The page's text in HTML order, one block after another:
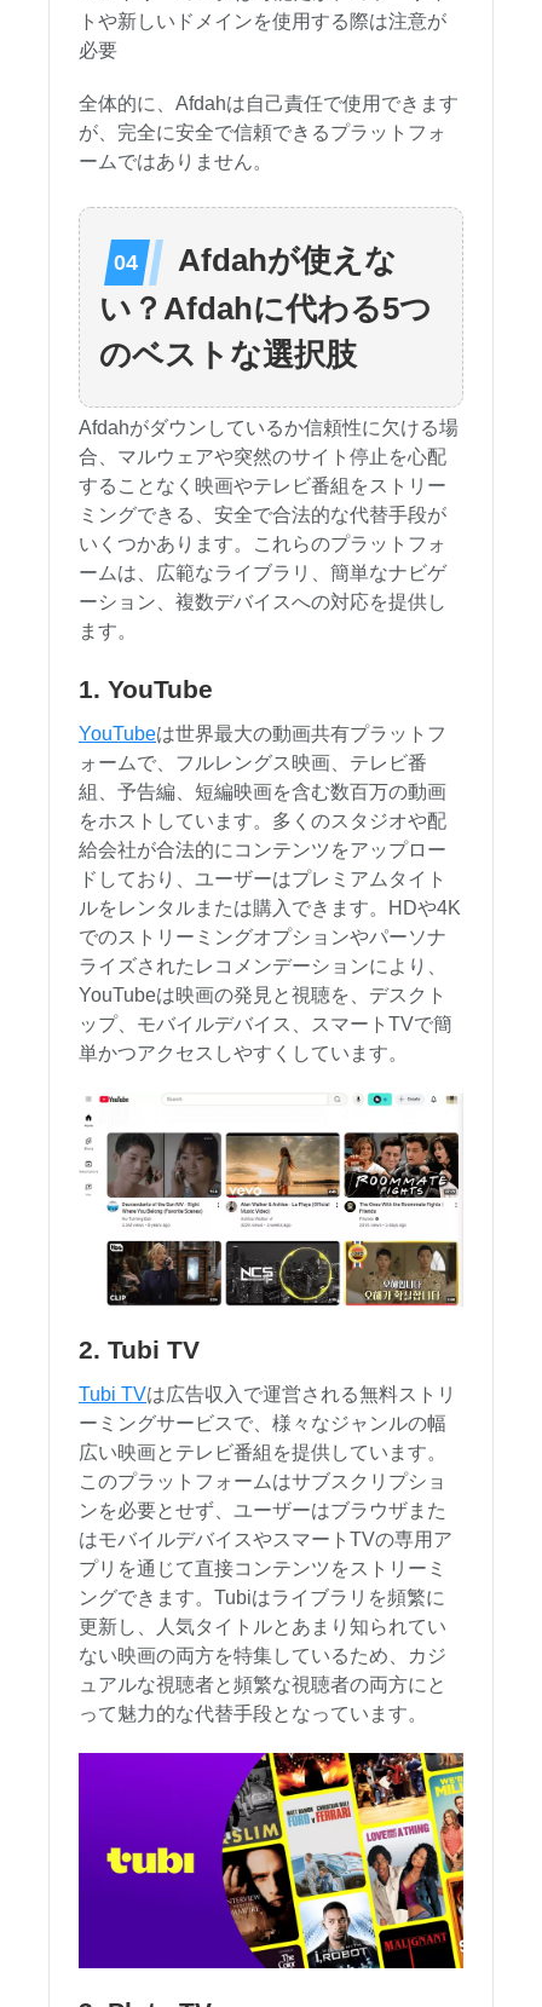
トや新しいドメインを使用する際は注意が
必要
全体的に、Afdahは自己責任で使用できます
が、完全に安全で信頼できるプラットフォ
ームではありません。
Afdahが使えな
い？Afdahに代わる5つ
のベストな選択肢
Afdahがダウンしているか信頼性に欠ける場
合、マルウェアや突然のサイト停止を心配
することなく映画やテレビ番組をストリー
ミングできる、安全で合法的な代替手段が
いくつかあります。これらのプラットフォ
ームは、広範なライブラリ、簡単なナビゲ
ーション、複数デバイスへの対応を提供し
ます。
1. YouTube
YouTubeは世界最大の動画共有プラットフ
ォームで、フルレングス映画、テレビ番
組、予告編、短編映画を含む数百万の動画
をホストしています。多くのスタジオや配
給会社が合法的にコンテンツをアップロー
ドしており、ユーザーはプレミアムタイト
ルをレンタルまたは購入できます。HDや4K
でのストリーミングオプションやパーソナ
ライズされたレコメンデーションにより、
YouTubeは映画の発見と視聴を、デスクト
ップ、モバイルデバイス、スマートTVで簡
単かつアクセスしやすくしています。
2. Tubi TV
Tubi TVは広告収入で運営される無料ストリ
ーミングサービスで、様々なジャンルの幅
広い映画とテレビ番組を提供しています。
このプラットフォームはサブスクリプショ
ンを必要とせず、ユーザーはブラウザまた
はモバイルデバイスやスマートTVの専用ア
プリを通じて直接コンテンツをストリーミ
ングできます。Tubiはライブラリを頻繁に
更新し、人気タイトルとあまり知られてい
ない映画の両方を特集しているため、カジ
ュアルな視聴者と頻繁な視聴者の両方にと
って魅力的な代替手段となっています。